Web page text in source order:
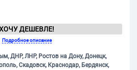
ДЕШЕВЛЕ!
Подробное описание
ДНР, ЛНР, Ростов на Дону, Донецк,
Скадовск, Краснодар, Бердянск,